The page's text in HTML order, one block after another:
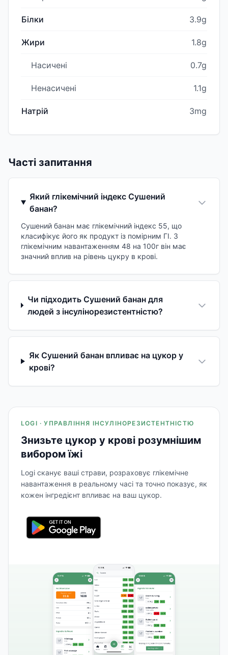
Білки 3.9g
Жири 1.8g
Насичені 0.7g
Ненасичені 1.1g
Натрій 3mg
Часті запитання
Який глікемічний індекс Сушений
банан?
Сушений банан має глікемічний індекс 55, що
класифікує його як продукт із помірним ГІ. З
глікемічним навантаженням 48 на 100г він має
значний вплив на рівень цукру в крові.
Чи підходить Сушений банан для
людей з інсулінорезистентністю?
Як Сушений банан впливає на цукор у
крові?
LOGI · УПРАВЛІННЯ ІНСУЛІНОРЕЗИСТЕНТНІСТЮ
Знизьте цукор у крові розумнішим
вибором їжі
Logi сканує ваші страви, розраховує глікемічне
навантаження в реальному часі та точно показує, як
кожен інгредієнт впливає на ваш цукор.